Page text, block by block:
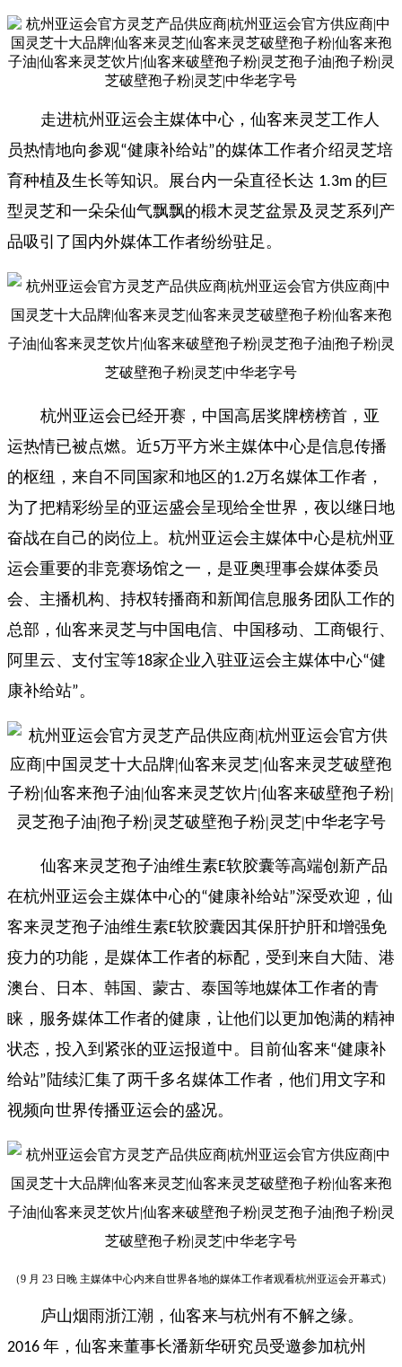
走进杭州亚运会主媒体中心，仙客来灵芝工作人
员热情地向参观“健康补给站”的媒体工作者介绍灵芝培
育种植及生长等知识。展台内一朵直径长达 1.3m 的巨
型灵芝和一朵朵仙气飘飘的椴木灵芝盆景及灵芝系列产
品吸引了国内外媒体工作者纷纷驻足。
杭州亚运会已经开赛，中国高居奖牌榜榜首，亚
运热情已被点燃。近5万平方米主媒体中心是信息传播
的枢纽，来自不同国家和地区的1.2万名媒体工作者，
为了把精彩纷呈的亚运盛会呈现给全世界，夜以继日地
奋战在自己的岗位上。杭州亚运会主媒体中心是杭州亚
运会重要的非竞赛场馆之一，是亚奥理事会媒体委员
会、主播机构、持权转播商和新闻信息服务团队工作的
总部，仙客来灵芝与中国电信、中国移动、工商银行、
阿里云、支付宝等18家企业入驻亚运会主媒体中心“健
康补给站”。
仙客来灵芝孢子油维生素E软胶囊等高端创新产品
在杭州亚运会主媒体中心的“健康补给站”深受欢迎，仙
客来灵芝孢子油维生素E软胶囊因其保肝护肝和增强免
疫力的功能，是媒体工作者的标配，受到来自大陆、港
澳台、日本、韩国、蒙古、泰国等地媒体工作者的青
睐，服务媒体工作者的健康，让他们以更加饱满的精神
状态，投入到紧张的亚运报道中。目前仙客来“健康补
给站” 陆续汇集了两千多名媒体工作者，他们用文字和
视频向世界传播亚运会的盛况。
（9 月 23 日晚 主媒体中心内来自世界各地的媒体工作者观看杭州亚运会开幕式）
庐山烟雨浙江潮，仙客来与杭州有不解之缘。
2016 年，仙客来董事长潘新华研究员受邀参加杭州